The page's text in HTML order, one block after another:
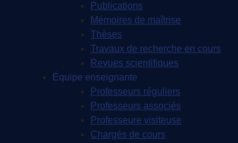
Publications
Mémoires de maîtrise
Thèses
Travaux de recherche en cours
Revues scientifiques
Équipe enseignante
Professeurs réguliers
Professeurs associés
Professeure visiteuse
Chargés de cours